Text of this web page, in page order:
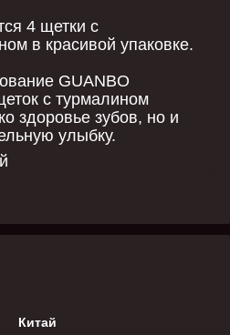
4 щетки с
в красивой упаковке.
GUANBO
с турмалином
здоровье зубов, но и
улыбку.
Китай